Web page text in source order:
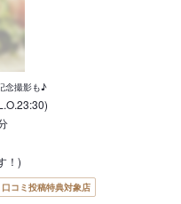
念撮影も♪
！)
口コミ投稿特典対象店